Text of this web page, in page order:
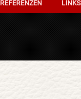
REFERENZEN LINKS